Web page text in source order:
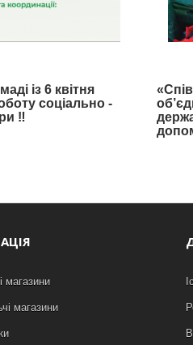
із 6 квітня
соціально -
‼️
магазини
магазини